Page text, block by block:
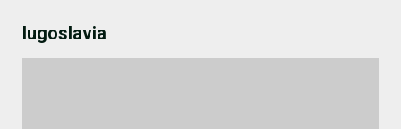
Iugoslavia